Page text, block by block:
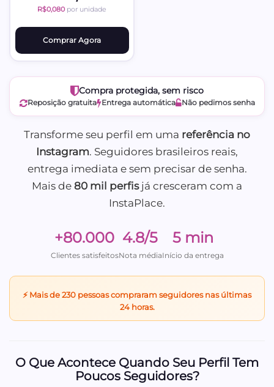
R$0,080 por unidade
Comprar Agora
Compra protegida, sem risco
Reposição gratuita Entrega automática Não pedimos senha
Transforme seu perfil em uma referência no
Instagram. Seguidores brasileiros reais,
entrega imediata e sem precisar de senha.
Mais de 80 mil perfisjá cresceram com a
InstaPlace.
+80.000
Clientes satisfeitos
4.8/5
Nota média
5 min
Início da entrega
⚡ Mais de 230 pessoas compraram seguidores nas últimas
24 horas.
O Que Acontece Quando Seu Perfil Tem
Poucos Seguidores?